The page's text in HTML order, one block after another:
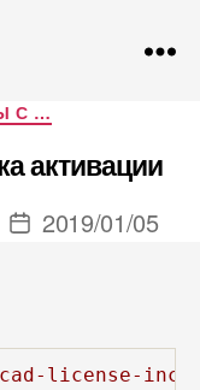
С …
активации
Дата2019/01/05
license-